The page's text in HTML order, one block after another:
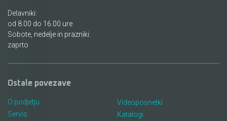
Delavniki:
od 8.00 do 16.00 ure
Sobote, nedelje in prazniki:
zaprto
Ostale povezave
O podjetju
Servis
Videoposnetki
Katalogi